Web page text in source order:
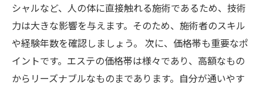
シャルなど、人の体に直接触れる施術であるため、技術
力は大きな影響を与えます。そのため、施術者のスキル
や経験年数を確認しましょう。 次に、価格帯も重要なポ
イントです。エステの価格帯は様々であり、高額なもの
からリーズナブルなものまであります。自分が通いやす